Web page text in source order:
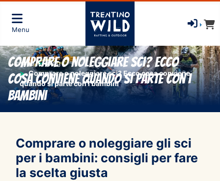
Menu
Home
Blog
Comprare o noleggiare sci? Ecco cosa conviene
quando si parte con i bambini
Comprare o noleggiare sci? Ecco
cosa conviene quando si parte con i
bambini
Comprare o noleggiare gli sci
per i bambini: consigli per fare
la scelta giusta